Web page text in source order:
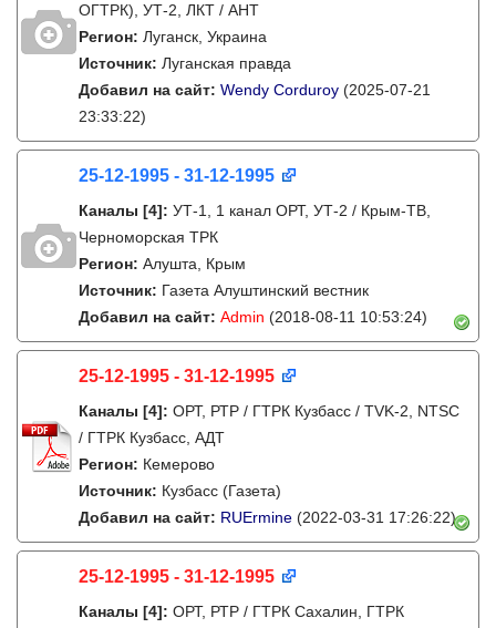
ОГТРК), УТ-2, ЛКТ / АНТ
Регион: Луганск, Украина
Источник: Луганская правда
Добавил на сайт: Wendy Corduroy (2025-07-21
23:33:22)
25-12-1995 - 31-12-1995
Каналы [4]: УТ-1, 1 канал ОРТ, УТ-2 / Крым-ТВ,
Черноморская ТРК
Регион: Алушта, Крым
Источник: Газета Алуштинский вестник
Добавил на сайт: Admin (2018-08-11 10:53:24)
25-12-1995 - 31-12-1995
Каналы [4]: ОРТ, РТР / ГТРК Кузбасс / TVK-2, NTSC
/ ГТРК Кузбасс, АДТ
Регион: Кемерово
Источник: Кузбасс (Газета)
Добавил на сайт: RUErmine (2022-03-31 17:26:22)
25-12-1995 - 31-12-1995
Каналы [4]: ОРТ, РТР / ГТРК Сахалин, ГТРК